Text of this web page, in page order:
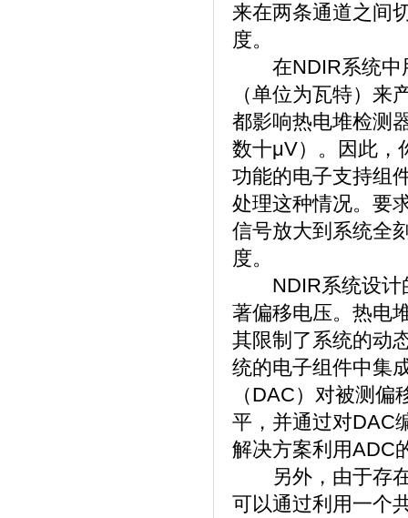
来在两条通道之间
度。
在NDIR系统中用
（单位为瓦特）
都影响热电堆检测
数十μV）。因此，
功能的电子支持组
处理这种情况。要
信号放大到系统全
度。
NDIR系统设计的
著偏移电压。热电
其限制了系统的动
统的电子组件中集
（DAC）对被测
平，并通过对DAC
解决方案利用ADC
另外，由于存在
可以通过利用一个